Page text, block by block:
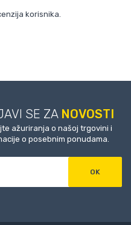
korisnika.
SE ZA NOVOSTI
ažuriranja o našoj trgovini i
o posebnim ponudama.